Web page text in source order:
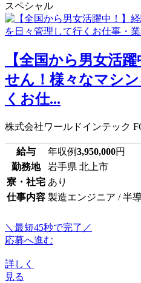
スペシャル
【全国から男女活
せん！様々なマシ
くお仕...
株式会社ワールドインテック
給与 年収例3,950,000円
勤務地
岩手県 北上市
寮・社宅 あり
仕事内容 製造エンジニア / 半
＼最短45秒で完了／
応募へ進む
詳しく
見る